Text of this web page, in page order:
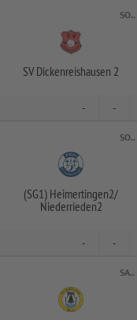
SO..
SV Dickenreishausen 2
- -
SO..
(SG1) Heimertingen2/
Niederrieden2
- -
SA..